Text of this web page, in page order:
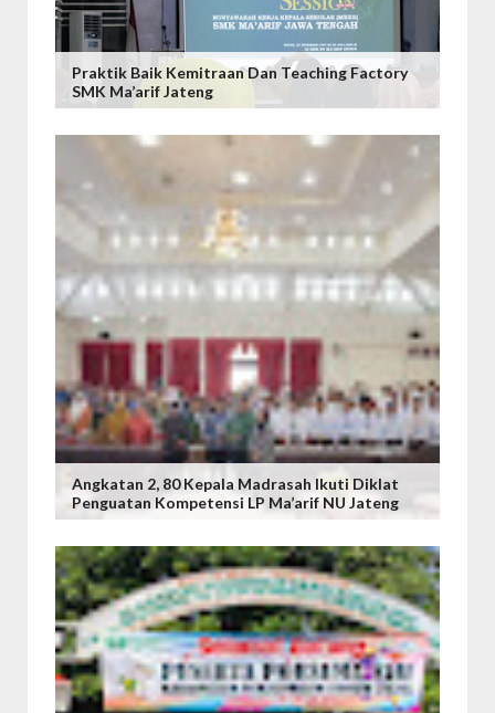
Praktik Baik Kemitraan Dan Teaching Factory
SMK Ma’arif Jateng
Angkatan 2, 80 Kepala Madrasah Ikuti Diklat
Penguatan Kompetensi LP Ma’arif NU Jateng